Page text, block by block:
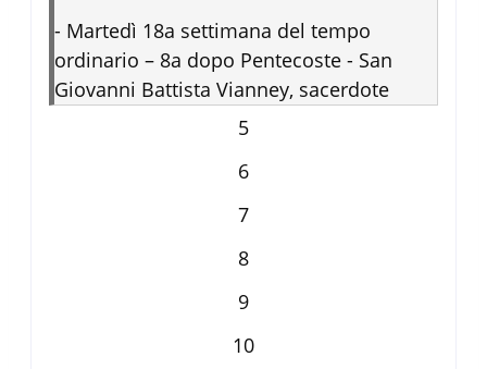
- Martedì 18a settimana del tempo
ordinario – 8a dopo Pentecoste - San
Giovanni Battista Vianney, sacerdote
5
6
7
8
9
10